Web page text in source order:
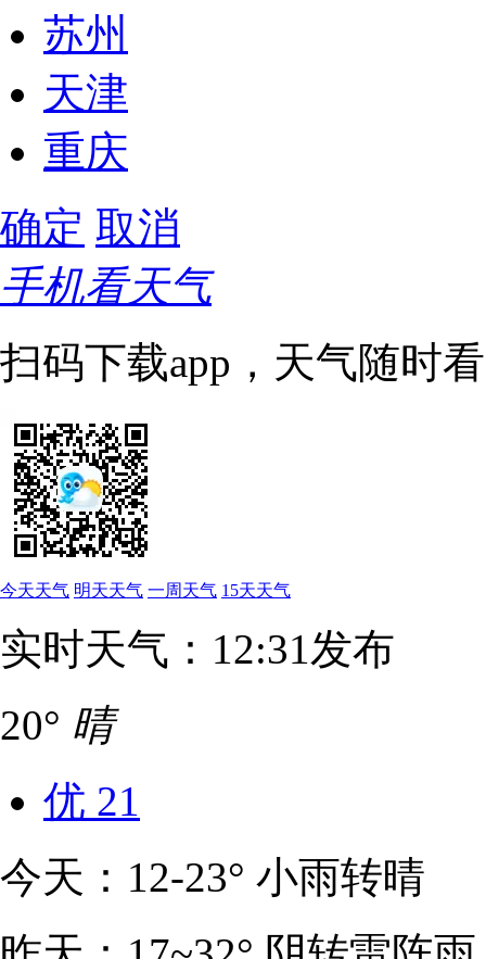
苏州
天津
重庆
确定 取消
手机看天气
扫码下载app，天气随时看
今天天气 明天天气 一周天气 15天天气
实时天气：12:31发布
20° 晴
优 21
今天：12-23° 小雨转晴